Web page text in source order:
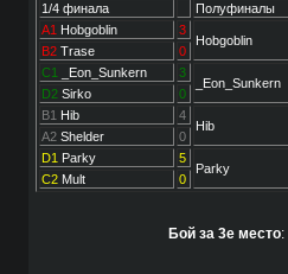
1/4 финала
Полуфиналы
A1 Hobgoblin 3
Hobgoblin
B2Trase
0
C1
_Eon_Sunkern 3
_Eon_Sunkern
D2Sirko
0
B1 Hib 4
Hib
A2Shelder
0
D1 Parky 5
Parky
C2Mult 0
Бой за 3е место: